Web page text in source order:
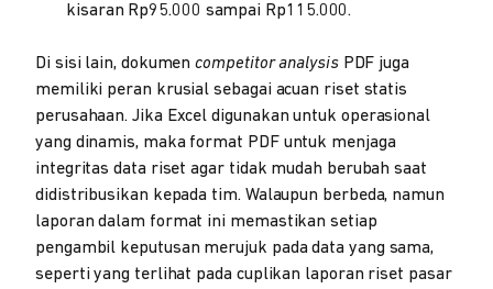
kisaran Rp95.000 sampai Rp115.000.
Di sisi lain, dokumencompetitor analysis PDF juga
memiliki peran krusial sebagai acuan riset statis
perusahaan. Jika Excel digunakan untuk operasional
yang dinamis, maka format PDF untuk menjaga
integritas data riset agar tidak mudah berubah saat
didistribusikan kepada tim. Walaupun berbeda, namun
laporan dalam format ini memastikan setiap
pengambil keputusan merujuk pada data yang sama,
seperti yang terlihat pada cuplikan laporan riset pasar